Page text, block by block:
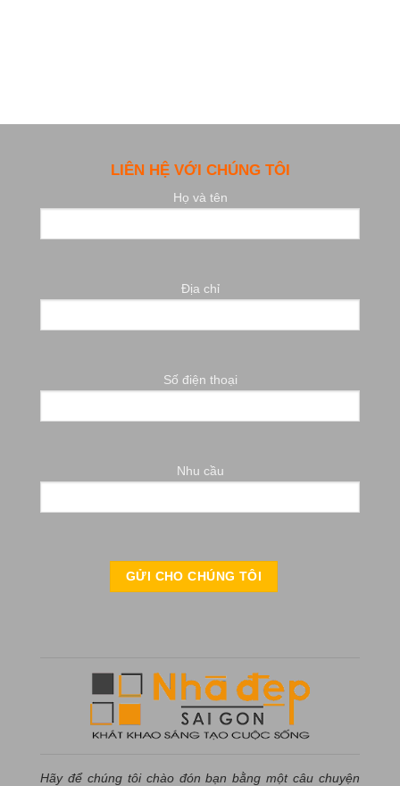
LIÊN HỆ VỚI CHÚNG TÔI
Họ và tên
Địa chỉ
Số điện thoại
Nhu cầu
Hãy để chúng tôi chào đón bạn bằng một câu chuyện